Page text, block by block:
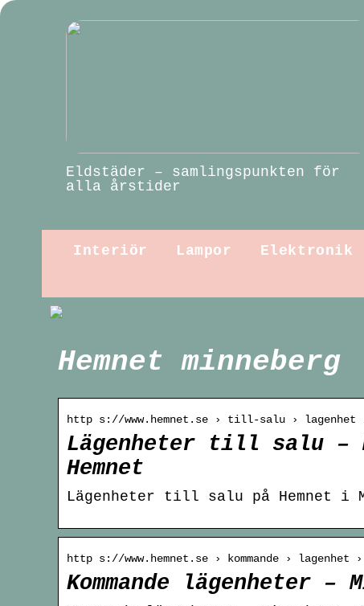
Eldstäder – samlingspunkten för
alla årstider
Interiör Lampor Elektronik
Hemnet minneberg
http s://www.hemnet.se › till-salu › lagenhet
Lägenheter till salu –
Hemnet
Lägenheter till salu på Hemnet i
http s://www.hemnet.se › kommande › lagenhet ›
Kommande lägenheter –